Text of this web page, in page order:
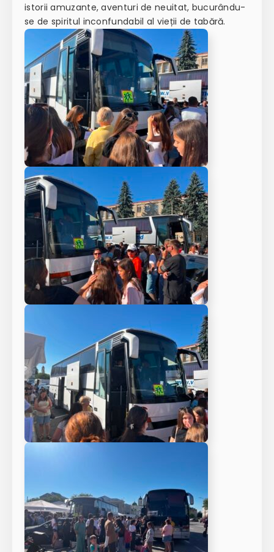
istorii amuzante, aventuri de neuitat, bucurându-
se de spiritul inconfundabil al vieții de tabără.